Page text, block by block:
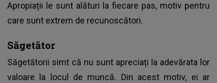
Apropiații le sunt alături la fiecare pas, motiv pentru
care sunt extrem de recunoscători.
Săgetător
Săgetătorii simt că nu sunt apreciați la adevărata lor
valoare la locul de muncă. Din acest motiv, ei ar